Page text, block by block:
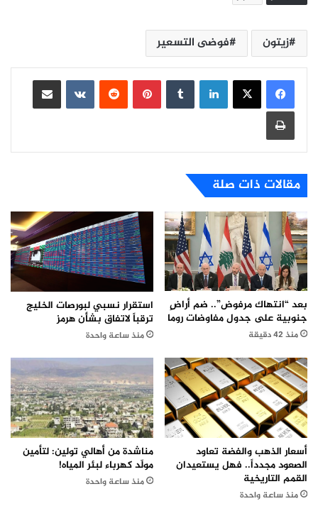
زيتون فوضى التسعير
لينكدإن بينتيريست
مشاركة عبر البريد
طباعة
مقالات ذات صلة
بعد “انتهاك مرفوض”.. ضم أراضٍ
جنوبية على جدول مفاوضات روما
منذ 42 دقيقة
استقرار نسبي لبورصات الخليج
ترقباً لاتفاق بشأن هرمز
منذ ساعة واحدة
أسعار الذهب والفضة تعاود
الصعود مجدداً.. فهل يستعيدان
القمم التاريخية
منذ ساعة واحدة
مناشدة من أهالي تولين: لتأمين
مولّد كهرباء لبئر المياه!
منذ ساعة واحدة